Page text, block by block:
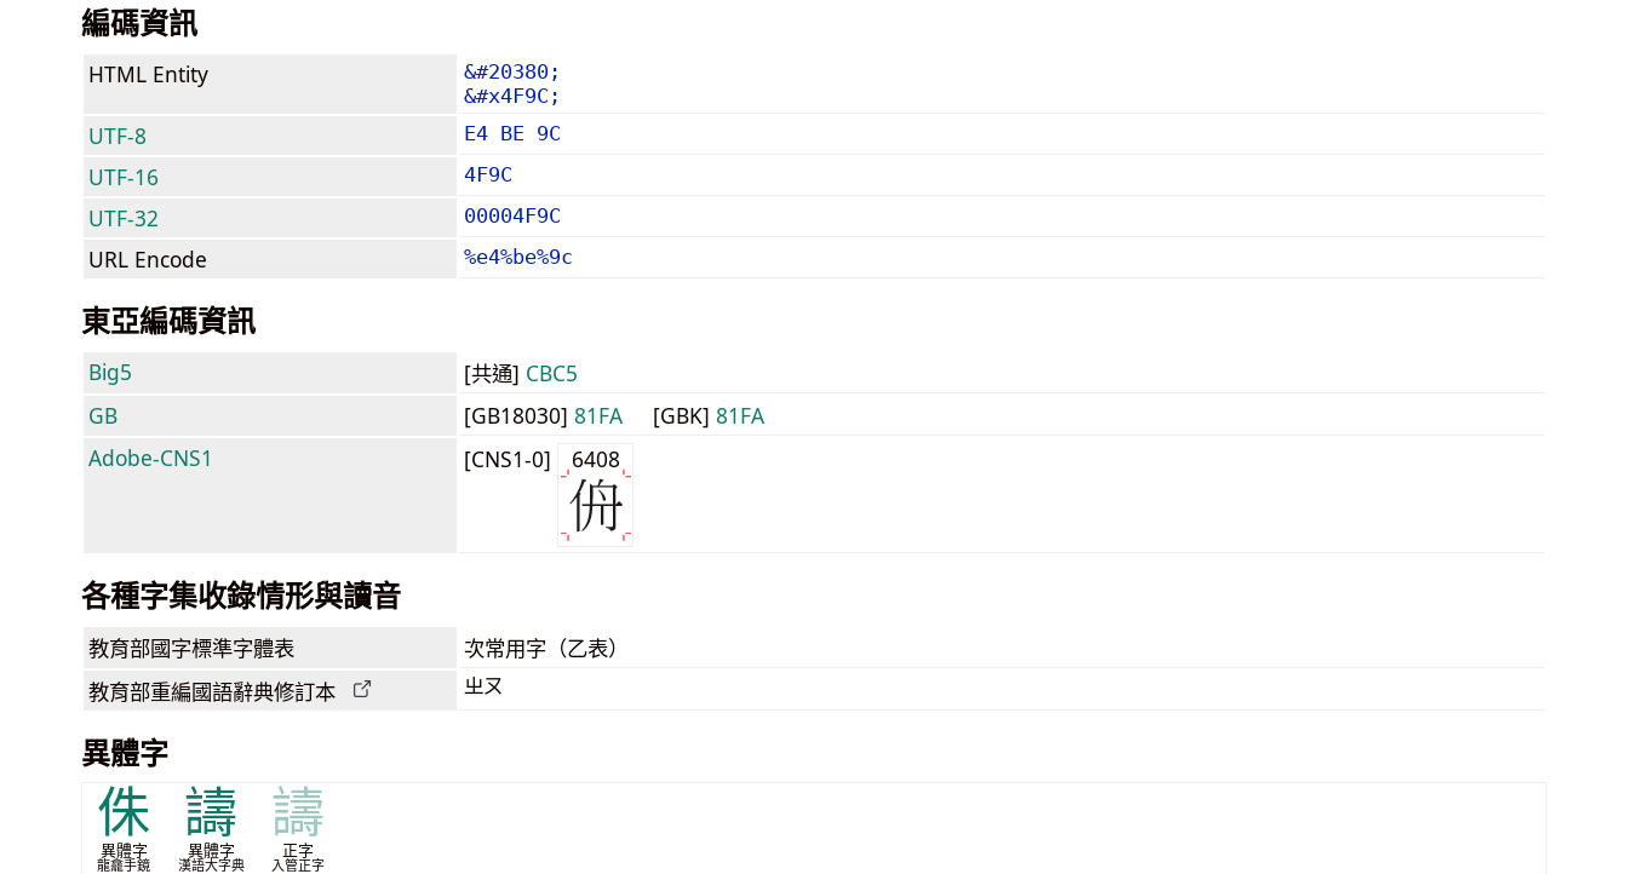
編碼資訊
HTML Entity
&#20380;
&#x4F9C;
UTF-8 E4 BE 9C
UTF-16 4F9C
UTF-32 00004F9C
URL Encode %e4%be%9c
東亞編碼資訊
Big5 [共通] CBC5
GB
[GB18030] 81FA [GBK] 81FA
Adobe-CNS1
[CNS1-0] 6408
各種字集收錄情形與讀音
教育部國字標準字體表 次常用字（乙表）
教育部重編國語辭典修訂本 ㄓㄡ
異體字
侏
異體字
龍龕手鏡
譸
異體字
漢語大字典
譸
正字
入管正字